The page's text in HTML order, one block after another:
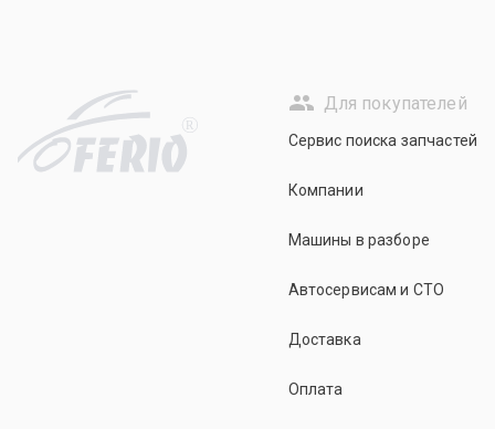
R
Для покупателей
Сервис поиска запчастей
Компании
Машины в разборе
Автосервисам и СТО
Доставка
Оплата